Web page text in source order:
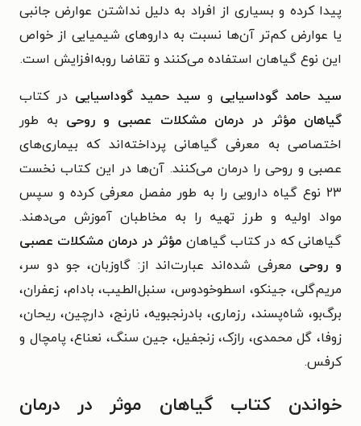
پیدا کرده و بسیاری از افراد به دلیل نداشتن عوارض جانبی
یا عوارض کم‌تر آن‌ها نسبت به داروهای شیمیایی از خواص
این نوع گیاهان استفاده می‌کنند و تقاضا روبه‌افزایش است.
سید حامد گوداسیایی و سید حمید گوداسیایی در کتاب
گیاهان مؤثر در درمان مشکلات عصبی و روحی به طور
اختصاصی به معرفی گیاهانی پرداخته‌اند که بیماری‌های
عصبی و روحی را درمان می‌کنند. آن‌ها در این کتاب نخست
۲۳ نوع گیاه دارویی را به طور مفصل معرفی کرده و سپس
مواد اولیه و طرز تهیه را به مخاطبان آموزش می‌دهند.
گیاهانی که در کتاب گیاهان مؤثر در درمان مشکلات عصبی
و روحی معرفی شده‌اند عبارت‌اند از: گاوزبان، جو دو سر،
مریم‌گلی، جینکو، اسطوخودوس، سنبل‌الطیب، بادام، زعفران،
برگ‌بو، شاه‌پسند، رزماری، بادرنجبویه، نارنج، دارچین، ریحان،
زوفا، گل محمدی، رازک، زنجفیل، جین سنگ، نعناع، پامچال و
کرفس.
خواندن کتاب گیاهان موثر در درمان